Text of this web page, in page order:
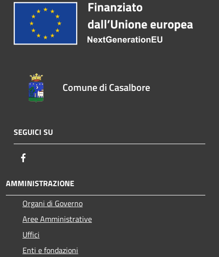
Comune di Casalbore
SEGUICI SU
AMMINISTRAZIONE
Organi di Governo
Aree Amministrative
Uffici
Enti e fondazioni